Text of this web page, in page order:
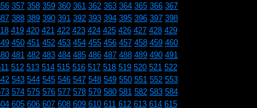
357 358 359 360 361 362 363 364 365 366 367
388 389 390 391 392 393 394 395 396 397 398
419 420 421 422 423 424 425 426 427 428 429
450 451 452 453 454 455 456 457 458 459 460
481 482 483 484 485 486 487 488 489 490 491
512 513 514 515 516 517 518 519 520 521 522
543 544 545 546 547 548 549 550 551 552 553
574 575 576 577 578 579 580 581 582 583 584
605 606 607 608 609 610 611 612 613 614 615